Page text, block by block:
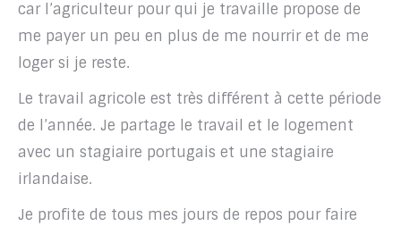
car l’agriculteur pour qui je travaille propose de
me payer un peu en plus de me nourrir et de me
loger si je reste.
Le travail agricole est très différent à cette période
de l’année. Je partage le travail et le logement
avec un stagiaire portugais et une stagiaire
irlandaise.
Je profite de tous mes jours de repos pour faire